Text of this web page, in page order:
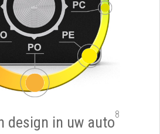
design in uw auto8